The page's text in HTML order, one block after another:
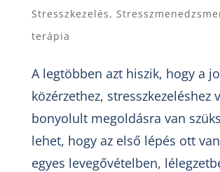
Stresszkezelés,
terápia
A legtöbben azt hiszik, hogy a
közérzethez, stresszkezeléshez
bonyolult megoldásra van
lehet, hogy az első lépés ott
egyes levegővételben,